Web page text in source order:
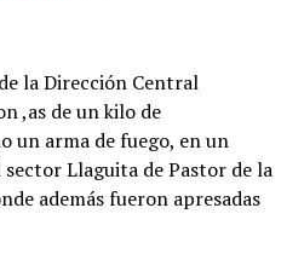
la Dirección Central
,as de un kilo de
un arma de fuego, en un
Llaguita de Pastor de la
además fueron apresadas